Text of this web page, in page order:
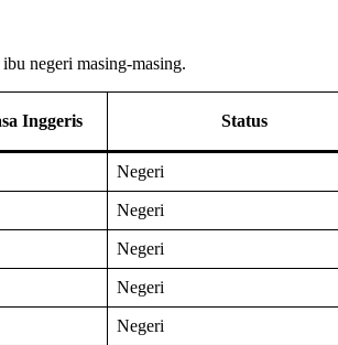
negeri masing-masing.
Inggeris Status
Negeri
Negeri
Negeri
Negeri
Negeri